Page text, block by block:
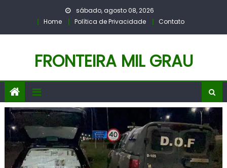
sábado, agosto 08, 2026
Home
Política de Privacidade Contato
FRONTEIRA MIL GRAU